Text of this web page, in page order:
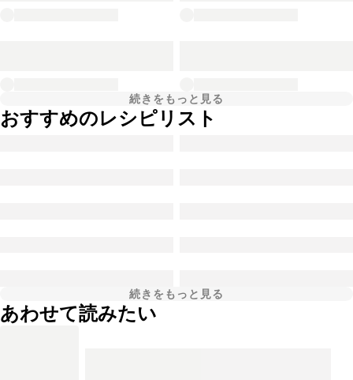
続きをもっと見る
おすすめのレシピリスト
続きをもっと見る
あわせて読みたい